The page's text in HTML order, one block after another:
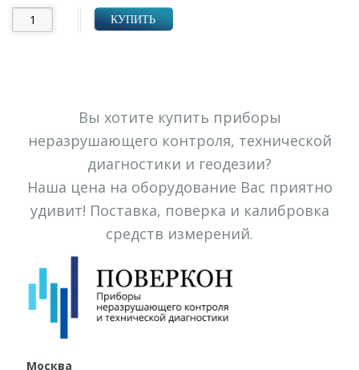
КУПИТЬ
Вы хотите купить приборы
неразрушающего контроля, технической
диагностики и геодезии?
Наша цена на оборудование Вас приятно
удивит! Поставка, поверка и калибровка
средств измерений.
Москва